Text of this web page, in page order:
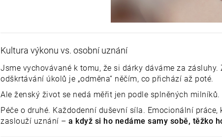
Kultura výkonu vs. osobní uznání
Jsme vychovávané k tomu, že si dárky dáváme za
odškrtávání úkolů je „odměna“ něčím, co přichází až poté.
Ale ženský život se nedá měřit jen podle splněných milníků.
Péče o druhé. Každodenní duševní síla. Emocionální
zaslouží uznání – a když si ho nedáme samy sobě, těžko